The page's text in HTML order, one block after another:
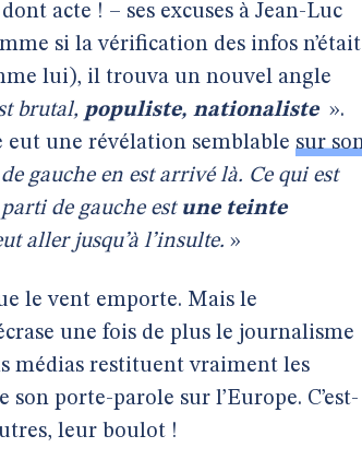
acte ! – ses excuses à Jean-Luc
si la vérification des infos n’était
lui), il trouva un nouvel angle
brutal, populiste, nationaliste ».
eut une révélation semblable sur
gauche en est arrivé là. Ce qui est
de gauche est une teinte
aller jusqu’à l’insulte. »
le vent emporte. Mais le
une fois de plus le journalisme
médias restituent vraiment les
porte-parole sur l’Europe. C’est-
leur boulot !